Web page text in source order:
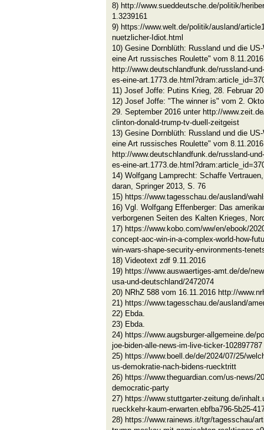
8) http://www.sueddeutsche.de/politik/
1.3239161
9) https://www.welt.de/politik/ausland/
nuetzlicher-Idiot.html
10) Gesine Dornblüth: Russland und die
eine Art russisches Roulette" vom
http://www.deutschlandfunk.de/russland-
es-eine-
11) Josef Joffe: Putins Krieg, 28. Februar
12) Josef Joffe: "The winner is" vom 2.
29. September 2016 unter http://
clinton-donald-trump-tv-duell-zeitgeist
13) Gesine Dornblüth: Russland und die
eine Art russisches Roulette" vom
http://www.deutschlandfunk.de/russland-
es-eine-
14) Wolfgang Lamprecht: Schaffe
daran, Springer 2013, S. 76
15) https://www.tagesschau.de/ausland/
16) Vgl. Wolfgang Effenberger: Das
verborgenen Seiten des Kalten Krieges,
17) https://www.kobo.com/ww/en/ebook/
concept-aoc-win-in-a-complex-world-how-
win-wars-shape-security-environments-
18) Videotext zdf 9.11.2016
19) https://www.auswaertiges-amt.de/de/
usa-und-deutschland/2472074
20) NRhZ 588 vom 16.11.2016 http://
21) https://www.tagesschau.de/ausland/
22) Ebda.
23) Ebda.
24) https://www.augsburger-allgemeine.de/
joe-biden-alle-news-im-live-ticker-102897787
25) https://www.boell.de/de/2024/07/25/
us-demokratie-nach-bidens-ruecktritt
26) https://www.theguardian.com/us-news/
democratic-party
27) https://www.stuttgarter-zeitung.de/
rueckkehr-kaum-erwarten.ebfba796-5b25-
28) https://www.rainews.it/tgr/tagesschau/